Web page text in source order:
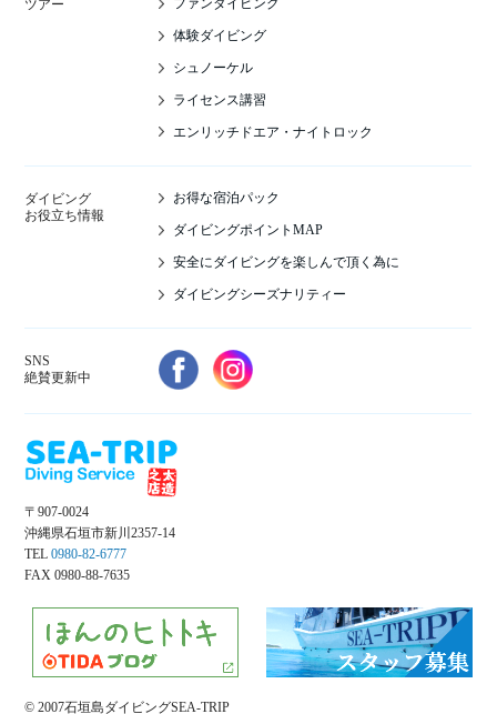
ツアー ファンダイビング
体験ダイビング
シュノーケル
ライセンス講習
エンリッチドエア・ナイトロック
ダイビング
お役立ち情報
お得な宿泊パック
ダイビングポイントMAP
安全にダイビングを楽しんで頂く為に
ダイビングシーズナリティー
SNS
絶賛更新中
〒907-0024
沖縄県石垣市新川2357-14
TEL 0980-82-6777
FAX 0980-88-7635
© 2007石垣島ダイビングSEA-TRIP